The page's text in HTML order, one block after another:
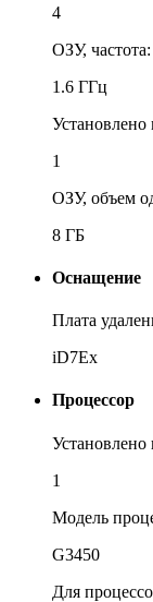
4
ОЗУ, частота:
1.6 ГГц
Установлено
1
ОЗУ, объем
8 ГБ
Оснащение
Плата
iD7Ex
Процессор
Установлено
1
Модель
G3450
Для